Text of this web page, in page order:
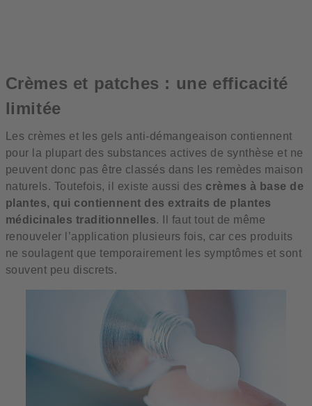
Crèmes et patches : une efficacité
limitée
Les crèmes et les gels anti-démangeaison contiennent
pour la plupart des substances actives de synthèse et ne
peuvent donc pas être classés dans les remèdes maison
naturels. Toutefois, il existe aussi des crèmes à base de
plantes, qui contiennent des extraits de plantes
médicinales traditionnelles. Il faut tout de même
renouveler l’application plusieurs fois, car ces produits
ne soulagent que temporairement les symptômes et sont
souvent peu discrets.